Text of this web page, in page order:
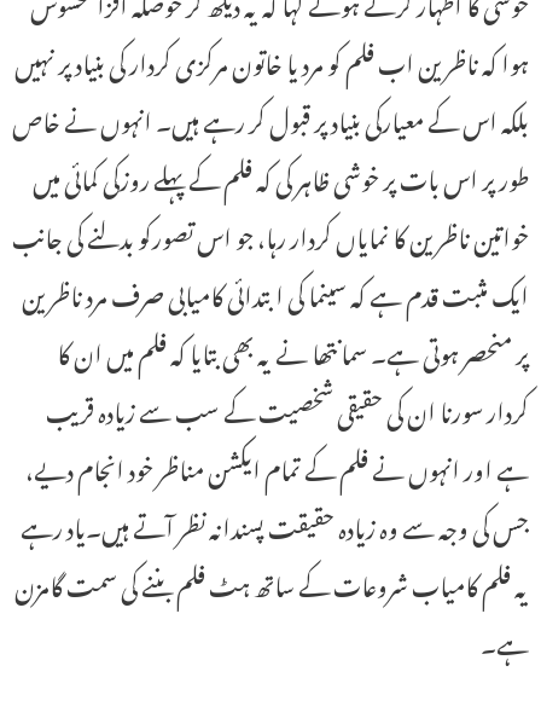
ہوا کہ ناظرین اب فلم کو مرد یا خاتون مرکزی کردار کی بنیاد پر نہیں
بلکہ اس کے معیارکی بنیاد پر قبول کر رہے ہیں۔ انہوں نے خاص
طور پر اس بات پر خوشی ظاہر کی کہ فلم کے پہلے روزکی کمائی میں
خواتین ناظرین کا نمایاں کردار رہا، جو اس تصورکو بدلنے کی جانب
ایک مثبت قدم ہے کہ سینما کی ابتدائی کامیابی صرف مرد ناظرین
پر منحصر ہوتی ہے۔ سمانتھا نے یہ بھی بتایا کہ فلم میں ان کا
کردار سورنا ان کی حقیقی شخصیت کے سب سے زیادہ قریب
ہے اور انہوں نے فلم کے تمام ایکشن مناظر خود انجام دیے،
جس کی وجہ سے وہ زیادہ حقیقت پسندانہ نظر آتے ہیں۔یاد رہے
یہ فلم کامیاب شروعات کے ساتھ ہٹ فلم بننے کی سمت گامزن
ہے۔